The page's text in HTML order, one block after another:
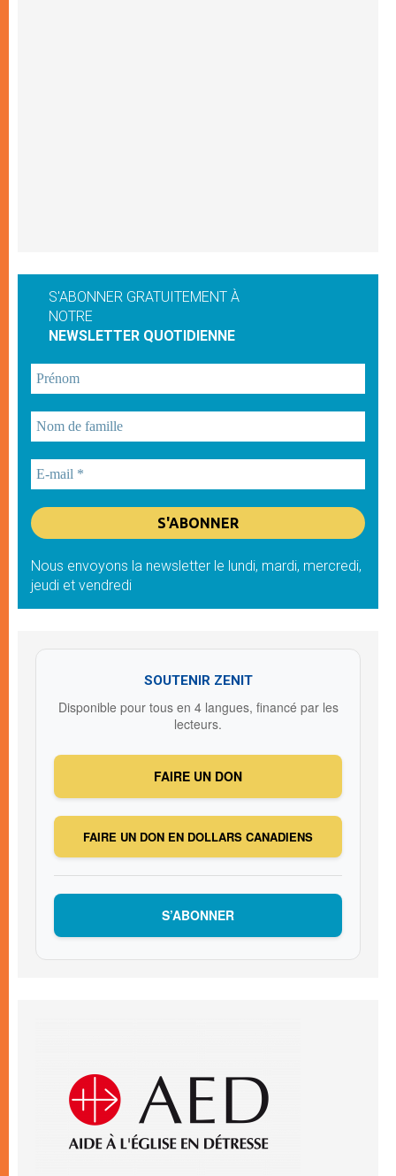
S'ABONNER GRATUITEMENT À
NOTRE
NEWSLETTER QUOTIDIENNE
Nous envoyons la newsletter le lundi, mardi, mercredi,
jeudi et vendredi
SOUTENIR ZENIT
Disponible pour tous en 4 langues, financé par les
lecteurs.
FAIRE UN DON
FAIRE UN DON EN DOLLARS CANADIENS
S’ABONNER